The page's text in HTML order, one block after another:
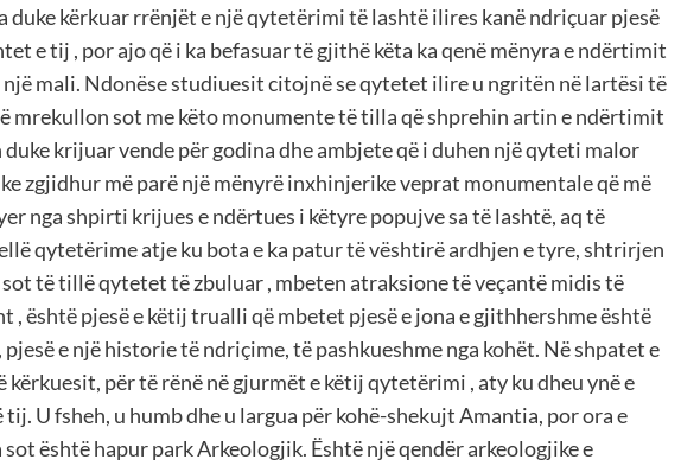
duke kërkuar rrënjët e një qytetërimi të lashtë ilires kanë ndriçuar pjesë
e tij , por ajo që i ka befasuar të gjithë këta ka qenë mënyra e ndërtimit
mali. Ndonëse studiuesit citojnë se qytetet ilire u ngritën në lartësi të
mrekullon sot me këto monumente të tilla që shprehin artin e ndërtimit
krijuar vende për godina dhe ambjete që i duhen një qyteti malor
zgjidhur më parë një mënyrë inxhinjerike veprat monumentale që më
nga shpirti krijues e ndërtues i këtyre popujve sa të lashtë, aq të
qytetërime atje ku bota e ka patur të vështirë ardhjen e tyre, shtrirjen
të tillë qytetet të zbuluar , mbeten atraksione të veçantë midis të
, është pjesë e këtij trualli që mbetet pjesë e jona e gjithhershme është
e një historie të ndriçime, të pashkueshme nga kohët. Në shpatet e
për të rënë në gjurmët e këtij qytetërimi , aty ku dheu ynë e
U fsheh, u humb dhe u largua për kohë-shekujt Amantia, por ora e
është hapur park Arkeologjik. Është një qendër arkeologjike e